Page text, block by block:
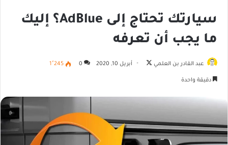
سيارتك تحتاج إلى AdBlue؟ إليك
ما يجب أن تعرفه
عبد القادر بن العلمي
تابع
أبريل 10, 2020 0 1٬245
دقيقة واحدة